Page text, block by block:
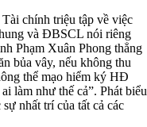
chính triệu tập về việc
và ĐBSCL nói riêng
Phạm Xuân Phong thẳng
bủa vây, nếu không thu
thể mạo hiểm ký HĐ
làm như thế cả”. Phát biểu
nhất trí của tất cả các